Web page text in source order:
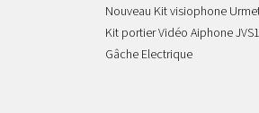
Nouveau Kit visiophone
Kit portier Vidéo Aiphone
Gâche Electrique